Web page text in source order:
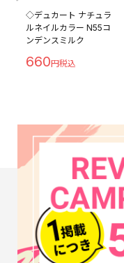
◇デュカート ナチュラ
ルネイルカラー N55コ
ンデンスミルク
660